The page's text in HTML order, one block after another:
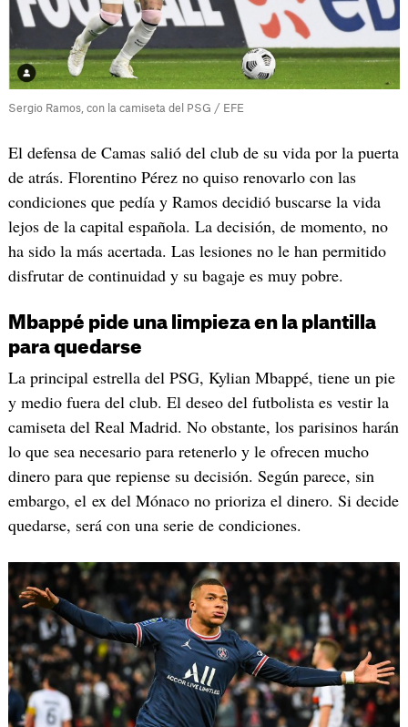
Sergio Ramos, con la camiseta del PSG / EFE
El defensa de Camas salió del club de su vida por la puerta
de atrás. Florentino Pérez no quiso renovarlo con las
condiciones que pedía y Ramos decidió buscarse la vida
lejos de la capital española. La decisión, de momento, no
ha sido la más acertada. Las lesiones no le han permitido
disfrutar de continuidad y su bagaje es muy pobre.
Mbappé pide una limpieza en la plantilla
para quedarse
La principal estrella del PSG, Kylian Mbappé, tiene un pie
y medio fuera del club. El deseo del futbolista es vestir la
camiseta del Real Madrid. No obstante, los parisinos harán
lo que sea necesario para retenerlo y le ofrecen mucho
dinero para que repiense su decisión. Según parece, sin
embargo, el ex del Mónaco no prioriza el dinero. Si decide
quedarse, será con una serie de condiciones.